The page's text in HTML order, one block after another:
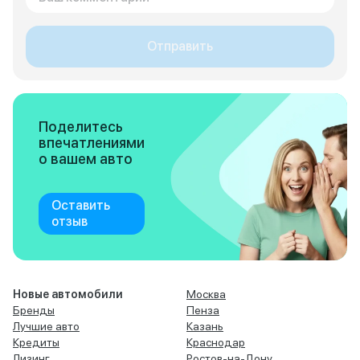
Отправить
Поделитесь
впечатлениями
о вашем авто
Оставить
отзыв
Новые автомобили
Бренды
Лучшие авто
Кредиты
Москва
Пенза
Казань
Краснодар